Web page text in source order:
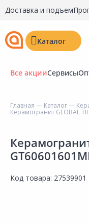
Доставка и подъем
Каталог
Все акцииСервисы
Главная — Каталог—
Керамогранит GLOBAL
Код товара: 27539901